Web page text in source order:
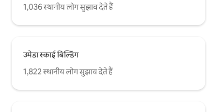
1,036 स्थानीय लोग सुझाव देते हैं
उमेडा स्काई बिल्डिंग
1,822 स्थानीय लोग सुझाव देते हैं